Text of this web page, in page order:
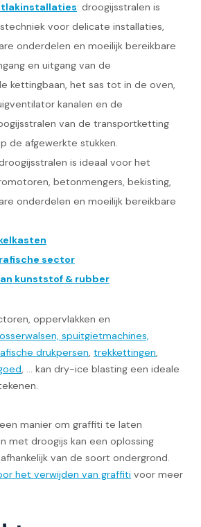
: droogijsstralen is
voor delicate installaties,
onderdelen en moeilijk bereikbare
en uitgang van de
kettingbaan, het sas tot in de oven,
kanalen en de
van de transportketting
de afgewerkte stukken.
is ideaal voor het
betonmengers, bekisting,
onderdelen en moeilijk bereikbare
sector
kunststof & rubber
oppervlakken en
spuitgietmachines,
drukpersen, trekkettingen,
, ... kan dry-ice blasting een ideale
manier om graffiti te laten
met droogijs kan een oplossing
van de soort ondergrond.
het verwijden van graffiti voor meer